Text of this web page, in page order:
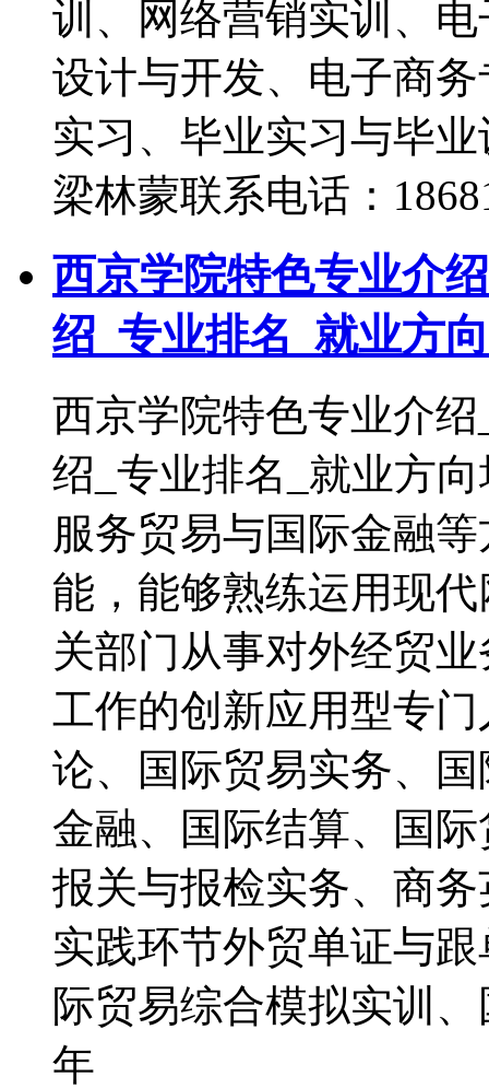
训、网络营销实训、
设计与开发、电子商
实习、毕业实习与毕
梁林蒙联系电话：
西京学院特色专业介
绍_专业排名_就业方向
西京学院特色专业介
绍_专业排名_就业方
服务贸易与国际金融
能，能够熟练运用现
关部门从事对外经贸
工作的创新应用型专
论、国际贸易实务、
金融、国际结算、国
报关与报检实务、商
实践环节外贸单证与
际贸易综合模拟实训
年